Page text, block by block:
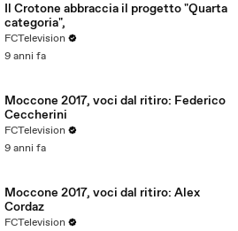
Il Crotone abbraccia il progetto "Quarta
categoria",
FCTelevision
9 anni fa
Moccone 2017, voci dal ritiro: Federico
Ceccherini
FCTelevision
9 anni fa
Moccone 2017, voci dal ritiro: Alex
Cordaz
FCTelevision